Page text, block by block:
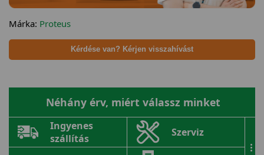
Márka: Proteus
Kérdése van? Kérjen visszahívást
Néhány érv, miért válassz minket
Ingyenes
szállítás
Szerviz
...